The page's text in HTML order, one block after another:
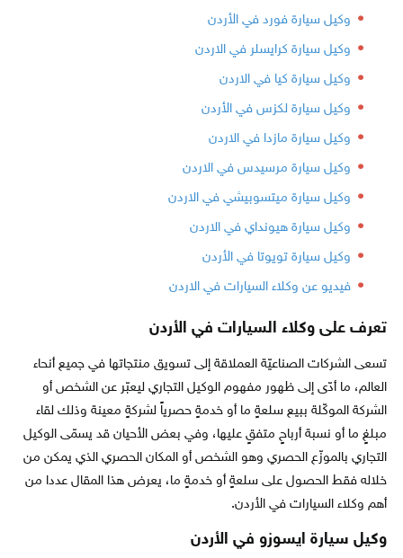
وكيل سيارة فورد في الأردن
وكيل سيارة كرايسلر في الاردن
وكيل سيارة كيا في الاردن
وكيل سيارة لكزس في الأردن
وكيل سيارة مازدا في الاردن
وكيل سيارة مرسيدس في الاردن
وكيل سيارة ميتسوبيشي في الاردن
وكيل سيارة هيونداي في الاردن
وكيل سيارة تويوتا في الأردن
فيديو عن وكلاء السيارات في الاردن
تعرف على وكلاء السيارات في الأردن
تسعى الشركات الصناعيّة العملاقة إلى تسويق منتجاتها في جميع أنحاء
العالم، ما أدّى إلى ظهور مفهوم الوكيل التجاري ليعبّر عن الشخص أو
الشركة الموكّلة ببيع سلعةٍ ما أو خدمةٍ حصرياً لشركةٍ معينة وذلك لقاء
مبلغٍ ما أو نسبة أرباحٍ متفقٍ عليها، وفي بعض الأحيان قد يسمّى الوكيل
التجاري بالموزّع الحصري وهو الشخص أو المكان الحصري الذي يمكن من
خلاله فقط الحصول على سلعةٍ أو خدمةٍ ما، يعرض هذا المقال عددا من
أهم وكلاء السيارات في الأردن.
وكيل سيارة ايسوزو في الأردن